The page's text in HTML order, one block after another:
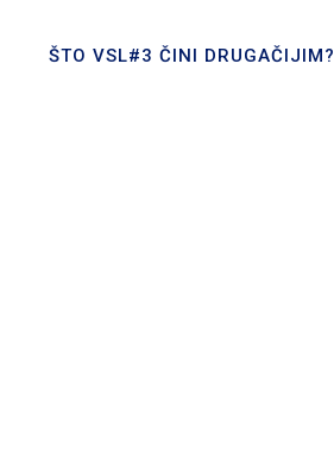
ŠTO VSL#3 ČINI DRUGAČIJIM?